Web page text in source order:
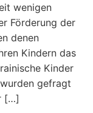
wenigen
Förderung der
denen
Kindern das
Kinder
gefragt
[…]